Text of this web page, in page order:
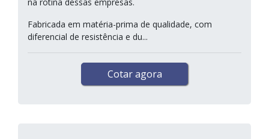
Fabricada em matéria-prima de qualidade, com
diferencial de resistência e du...
Cotar agora